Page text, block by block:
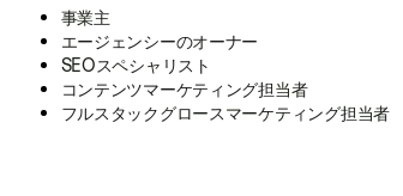
事業主
エージェンシーのオーナー
SEOスペシャリスト
コンテンツマーケティング担当者
フルスタックグロースマーケティング担当者